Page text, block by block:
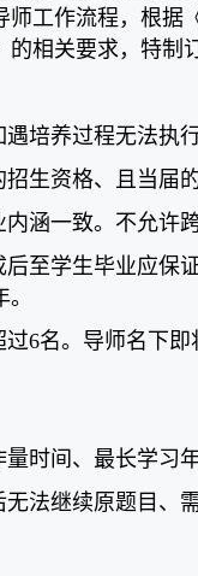
工作流程，根据
相关要求，特制
培养过程无法执
生资格、且当届
涵一致。不允许
至学生毕业应保
6名。导师名下
时间、最长学习年
法继续原题目、